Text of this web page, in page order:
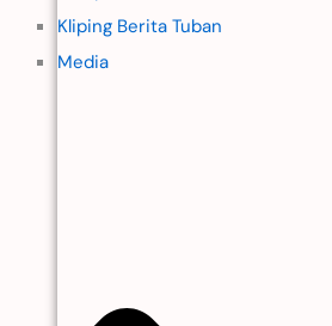
Kliping Berita Tuban
Media